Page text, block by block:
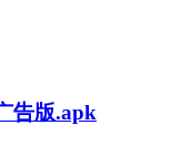
告版.apk